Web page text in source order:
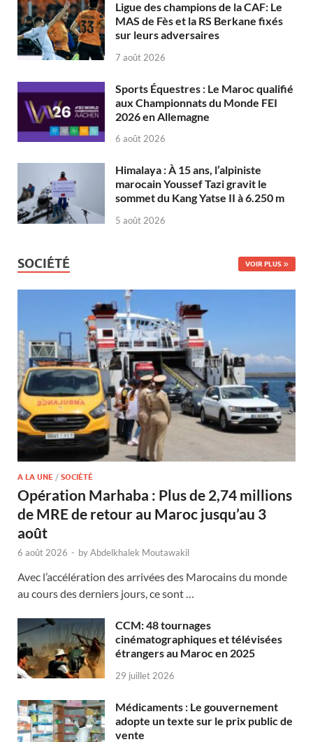
Ligue des champions de la CAF: Le
MAS de Fès et la RS Berkane fixés
sur leurs adversaires
7 août 2026
Sports Équestres : Le Maroc qualifié
aux Championnats du Monde FEI
2026 en Allemagne
6 août 2026
Himalaya : À 15 ans, l’alpiniste
marocain Youssef Tazi gravit le
sommet du Kang Yatse II à 6.250 m
5 août 2026
SOCIÉTÉ VOIR PLUS
A LA UNE / SOCIÉTÉ
Opération Marhaba : Plus de 2,74 millions
de MRE de retour au Maroc jusqu’au 3
août
6 août 2026 - byAbdelkhalek Moutawakil
Avec l’accélération des arrivées des Marocains du monde
au cours des derniers jours, ce sont …
CCM: 48 tournages
cinématographiques et télévisées
étrangers au Maroc en 2025
29 juillet 2026
Médicaments : Le gouvernement
adopte un texte sur le prix public de
vente